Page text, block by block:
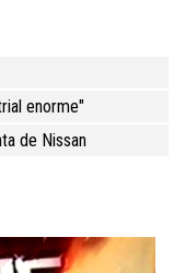
enorme"
de Nissan